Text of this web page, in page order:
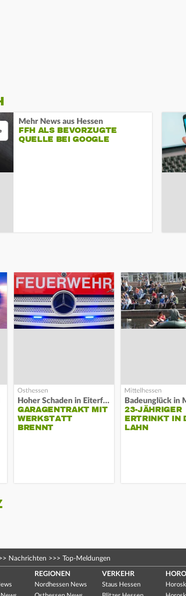
Mehr News aus Hessen
FFH ALS BEVORZUGTE
QUELLE BEI GOOGLE
Hoher Schaden in Eiterfeld
GARAGENTRAKT MIT
WERKSTATT
BRENNT
Badeunglück in
23-JÄHRIGER
ERTRINKT IN
LAHN
Nachrichten >>> Top-Meldungen
REGIONEN
Nordhessen News
VERKEHR
Staus Hessen